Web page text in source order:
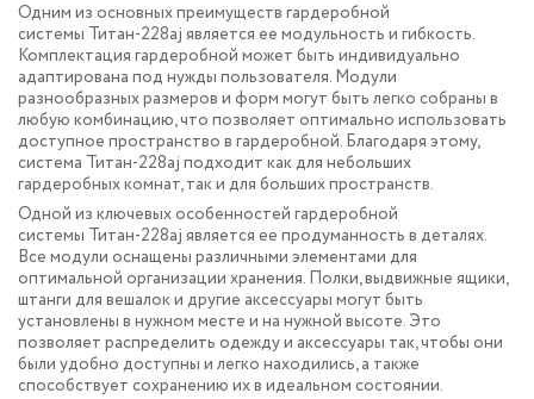
Одним из основных преимуществ гардеробной
системы Титан-228aj является ее модульность и гибкость.
Комплектация гардеробной может быть индивидуально
адаптирована под нужды пользователя. Модули
разнообразных размеров и форм могут быть легко собраны в
любую комбинацию, что позволяет оптимально использовать
доступное пространство в гардеробной. Благодаря этому,
система Титан-228aj подходит как для небольших
гардеробных комнат, так и для больших пространств.
Одной из ключевых особенностей гардеробной
системы Титан-228aj является ее продуманность в деталях.
Все модули оснащены различными элементами для
оптимальной организации хранения. Полки, выдвижные ящики,
штанги для вешалок и другие аксессуары могут быть
установлены в нужном месте и на нужной высоте. Это
позволяет распределить одежду и аксессуары так, чтобы они
были удобно доступны и легко находились, а также
способствует сохранению их в идеальном состоянии.